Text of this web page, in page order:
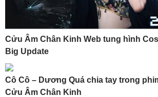
Cửu Âm Chân Kinh Web tung hình
Big Update
Cô Cô – Dương Quá chia tay trong
Cửu Âm Chân Kinh